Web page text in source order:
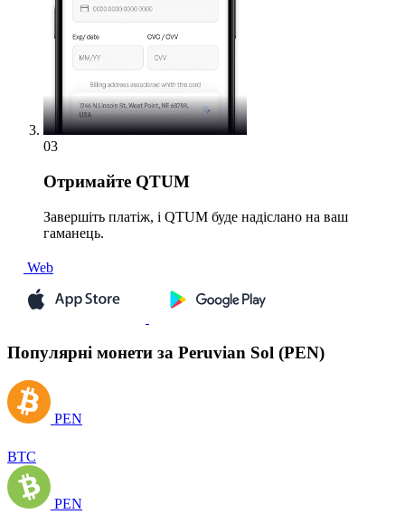
03
Отримайте QTUM
Завершіть платіж, і QTUM буде надіслано на ваш
гаманець.
Web
Популярні монети за Peruvian Sol (PEN)
PEN
BTC
PEN